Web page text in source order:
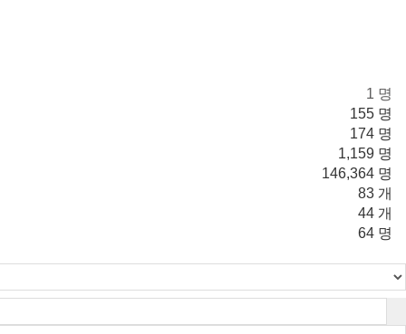
1 명
155 명
174 명
1,159 명
146,364 명
83 개
44 개
64 명